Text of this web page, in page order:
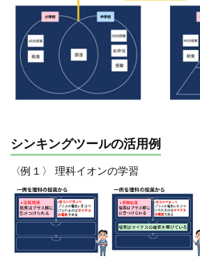
シンキングツールの活用例
〈例１〉 理科イオンの学習